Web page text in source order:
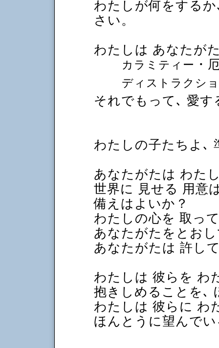
わたしが何をする
さい。
わたしは あなたが
カラミティー ・
ディストラクシ
それでもって､ 愛
わたしの子たちよ､
あなたがたは わた
世界に 見せる 用意
備えはよいか？
わたしの心を 取っ
あなたがたをとお
あなたがたは 許し
わたしは 彼らを わ
抱きしめることを､
わたしは 彼らに わ
ほんとうに望んで